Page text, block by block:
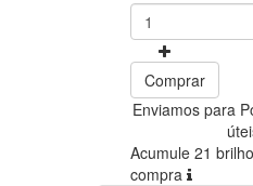
Comprar
Enviamos para
Acumule 21
compra